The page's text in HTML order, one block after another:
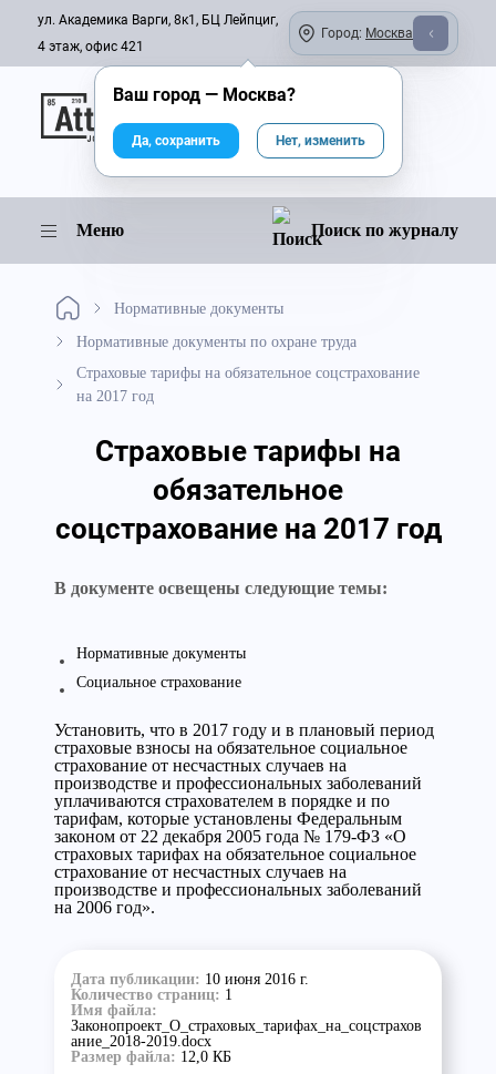
ул. Академика Варги, 8к1, БЦ Лейпциг,
4 этаж, офис 421
Город: Москва
Онлайн-журнал
Меню Поиск по журналу
Нормативные документы
Нормативные документы по охране труда
Страховые тарифы на обязательное соцстрахование
на 2017 год
Страховые тарифы на
обязательное
соцстрахование на 2017 год
В документе освещены следующие темы:
Нормативные документы
Социальное страхование
Установить, что в 2017 году и в плановый период
страховые взносы на обязательное социальное
страхование от несчастных случаев на
производстве и профессиональных заболеваний
уплачиваются страхователем в порядке и по
тарифам, которые установлены Федеральным
законом от 22 декабря 2005 года № 179-ФЗ «О
страховых тарифах ‎на обязательное социальное
страхование от несчастных случаев ‎на
производстве и профессиональных заболеваний
на 2006 год».
Дата публикации: 10 июня 2016 г.
Количество страниц: 1
Имя файла:
Законопроект_О_страховых_тарифах_на_соцстрахов
ание_2018-2019.docx
Размер файла: 12,0 КБ
Ваш город — Москва?
Да, сохранить Нет, изменить